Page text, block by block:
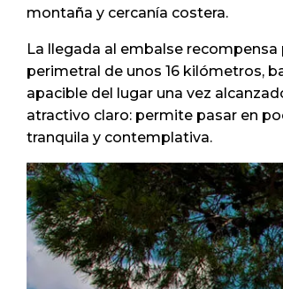
montaña y cercanía costera.
La llegada al embalse
perimetral de unos 16 kilómetros,
apacible del lugar una vez
atractivo claro: permite pasar en
tranquila y contemplativa.